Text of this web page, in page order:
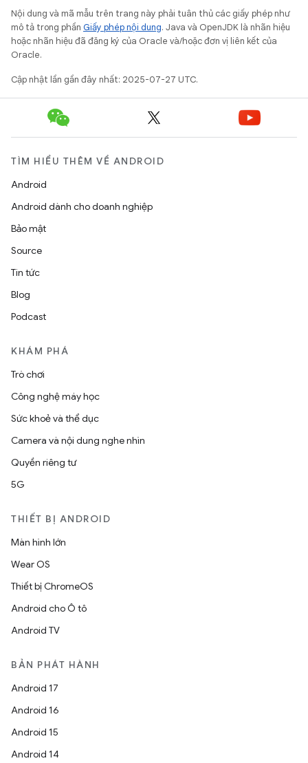
Nội dung và mã mẫu trên trang này phải tuân thủ các giấy phép như
mô tả trong phần Giấy phép nội dung. Java và OpenJDK là nhãn hiệu
hoặc nhãn hiệu đã đăng ký của Oracle và/hoặc đơn vị liên kết của
Oracle.
Cập nhật lần gần đây nhất: 2025-07-27 UTC.
TÌM HIỂU THÊM VỀ ANDROID
Android
Android dành cho doanh nghiệp
Bảo mật
Source
Tin tức
Blog
Podcast
KHÁM PHÁ
Trò chơi
Công nghệ máy học
Sức khoẻ và thể dục
Camera và nội dung nghe nhìn
Quyền riêng tư
5G
THIẾT BỊ ANDROID
Màn hình lớn
Wear OS
Thiết bị ChromeOS
Android cho Ô tô
Android TV
BẢN PHÁT HÀNH
Android 17
Android 16
Android 15
Android 14